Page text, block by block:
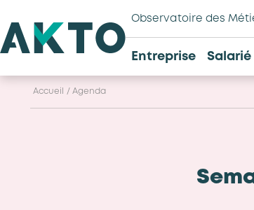
Observatoire des
Entreprise Salarié
Accueil / Agenda